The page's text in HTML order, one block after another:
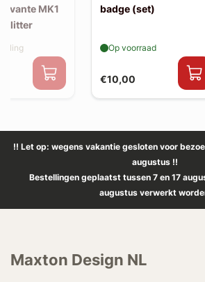
MK1
badge (set)
€10,00
Op voorraad
!! Let op: wegens vakantie gesloten voor
augustus !!
Bestellingen geplaatst tussen 7 en 17
augustus verwerkt
Maxton Design NL